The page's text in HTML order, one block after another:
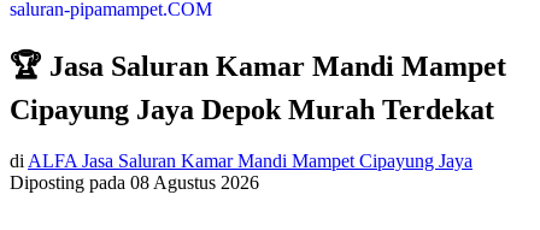
🏆 Jasa Saluran Kamar Mandi Mampet
Cipayung Jaya Depok Murah Terdekat
di ALFA Jasa Saluran Kamar Mandi Mampet Cipayung Jaya
Diposting pada 08 Agustus 2026